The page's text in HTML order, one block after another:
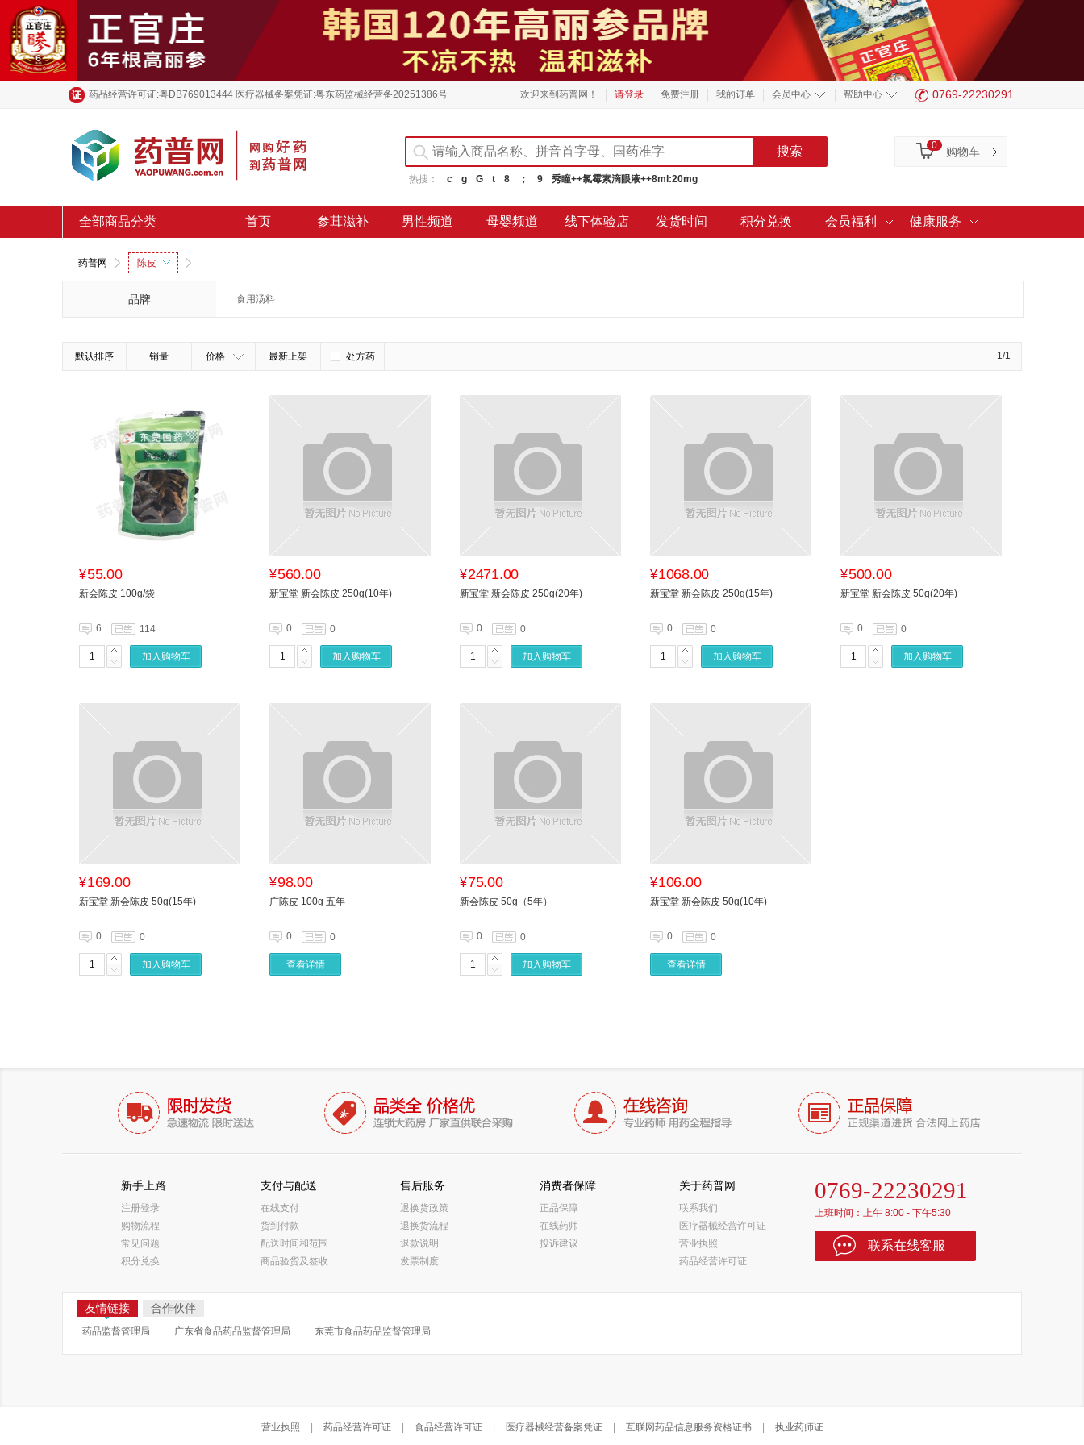
药品经营许可证:粤DB769013444 医疗器械备案凭证:粤东药监械经营备20251386号 欢迎来到药普网！ 请登录 免费注册 我的订单 会员中心 帮助中心 0769-22230291
热搜： c g G t 8 ； 9 秀瞳++氯霉素滴眼液++8ml:20mg
购物车
0
全部商品分类 首页 参茸滋补 男性频道 母婴频道 线下体验店 发货时间 积分兑换 会员福利 健康服务
药普网 陈皮
品牌 食用汤料
默认排序 销量 价格 最新上架 处方药 1/1
¥55.00
新会陈皮 100g/袋
6 114
加入购物车
¥560.00
新宝堂 新会陈皮 250g(10年)
0 0
加入购物车
¥2471.00
新宝堂 新会陈皮 250g(20年)
0 0
加入购物车
¥1068.00
新宝堂 新会陈皮 250g(15年)
0 0
加入购物车
¥500.00
新宝堂 新会陈皮 50g(20年)
0 0
加入购物车
¥169.00
新宝堂 新会陈皮 50g(15年)
0 0
加入购物车
¥98.00
广陈皮 100g 五年
0 0
查看详情
¥75.00
新会陈皮 50g（5年）
0 0
加入购物车
¥106.00
新宝堂 新会陈皮 50g(10年)
0 0
查看详情
新手上路
注册登录
购物流程
常见问题
积分兑换
支付与配送
在线支付
货到付款
配送时间和范围
商品验货及签收
售后服务
退换货政策
退换货流程
退款说明
发票制度
消费者保障
正品保障
在线药师
投诉建议
关于药普网
联系我们
医疗器械经营许可证
营业执照
药品经营许可证
0769-22230291
上班时间：上午 8:00 - 下午5:30
联系在线客服
友情链接 合作伙伴
药品监督管理局 广东省食品药品监督管理局 东莞市食品药品监督管理局
营业执照 药品经营许可证 食品经营许可证 医疗器械经营备案凭证 互联网药品信息服务资格证书 执业药师证